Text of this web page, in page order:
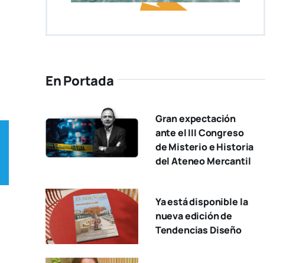
En Portada
Gran expectación
ante el III Congreso
de Misterio e Historia
del Ateneo Mercantil
Ya está disponible la
nueva edición de
Tendencias Diseño